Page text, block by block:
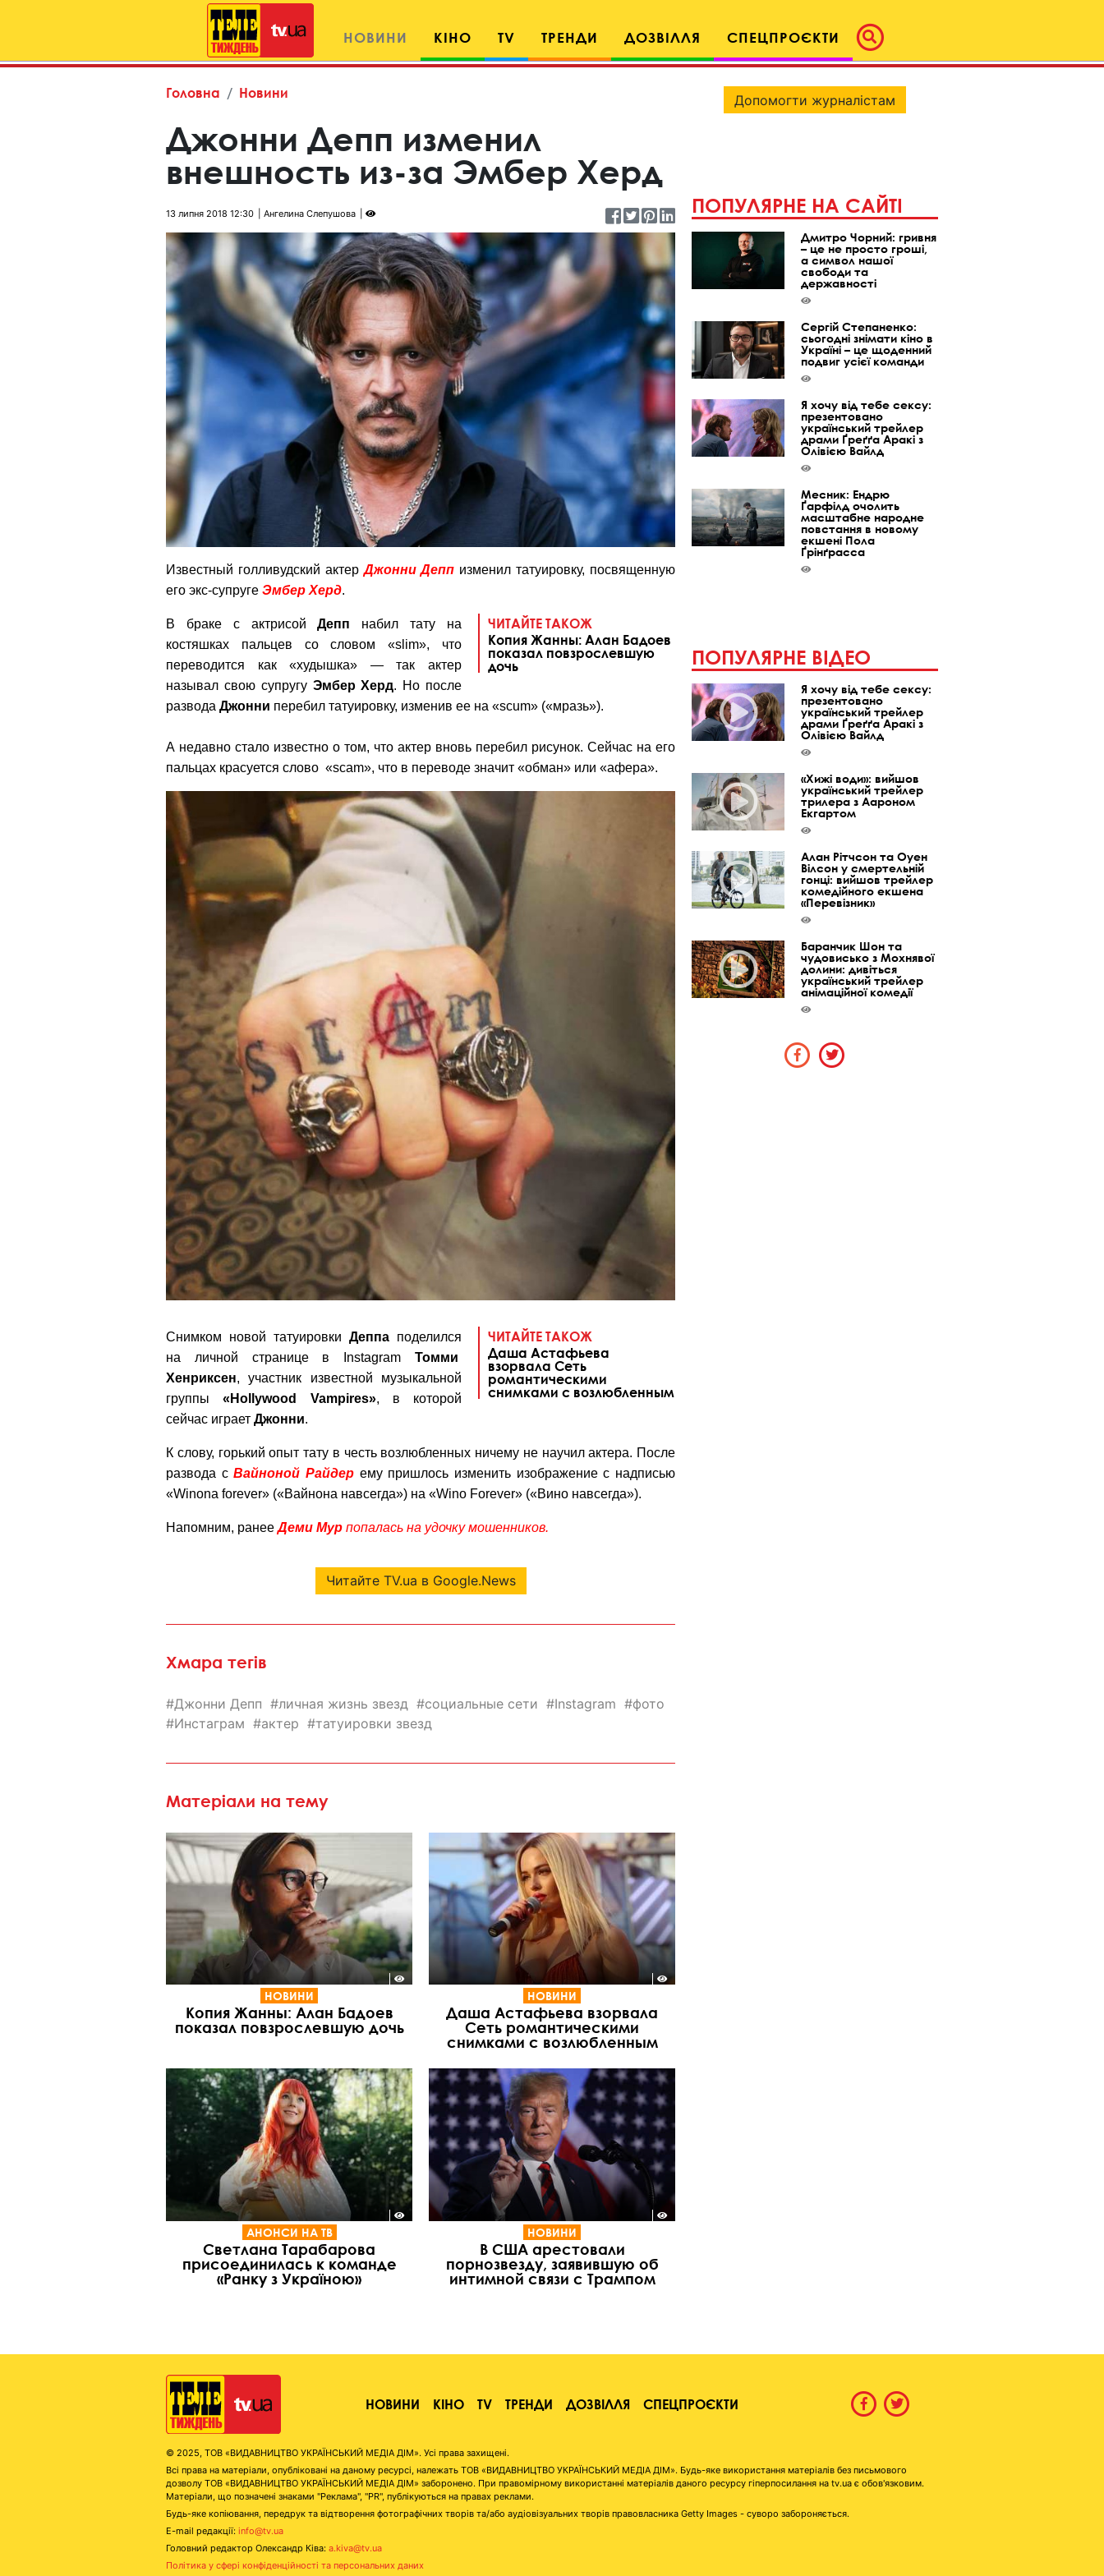
НОВИНИ КІНО TV ТРЕНДИ ДОЗВІЛЛЯ СПЕЦПРОЄКТИ
Головна Новини
Джонни Депп изменил
внешность из-за Эмбер Херд
13 липня 2018 12:30 Ангелина Слепушова
Известный голливудский актерДжонни Депп изменил татуировку, посвященную
его экс-супруге Эмбер Херд.
ЧИТАЙТЕ ТАКОЖ
Копия Жанны: Алан Бадоев
показал повзрослевшую
дочь
В браке с актрисойДепп набил тату на
костяшках пальцев со словом «slim», что
переводится как «худышка» — так актер
называл свою супругу Эмбер Херд. Но после
развода Джонни перебил татуировку, изменив ее на «scum» («мразь»).
А недавно стало известно о том, что актер вновь перебил рисунок. Сейчас на его
пальцах красуется слово «scam», что в переводе значит «обман» или «афера».
ЧИТАЙТЕ ТАКОЖ
Даша Астафьева
взорвала Сеть
романтическими
снимками с возлюбленным
Снимком новой татуировки Деппа поделился
на личной странице в Instagram Томми
Хенриксен, участник известной музыкальной
группы«Hollywood Vampires», в которой
сейчас играет Джонни.
К слову, горький опыт тату в честь возлюбленных ничему не научил актера. После
развода сВайноной Райдер ему пришлось изменить изображение с надписью
«Winona forever» («Вайнона навсегда») на «Wino Forever» («Вино навсегда»).
Напомним, ранееДеми Мур попалась на удочку мошенников.
Читайте TV.ua в Google.News
Хмара тегів
Джонни Депп личная жизнь звезд социальные сети Instagram
фото
Инстаграм
актер татуировки звезд
Матеріали на тему
НОВИНИ
Копия Жанны: Алан Бадоев
показал повзрослевшую дочь
НОВИНИ
Даша Астафьева взорвала
Сеть романтическими
снимками с возлюбленным
АНОНСИ НА ТВ
Светлана Тарабарова
присоединилась к команде
«Ранку з Україною»
НОВИНИ
В США арестовали
порнозвезду, заявившую об
интимной связи с Трампом
Допомогти журналістам
ПОПУЛЯРНЕ НА САЙТІ
Дмитро Чорний: гривня
– це не просто гроші,
а символ нашої
свободи та
державності
Сергій Степаненко:
сьогодні знімати кіно в
Україні – це щоденний
подвиг усієї команди
Я хочу від тебе сексу:
презентовано
український трейлер
драми Ґреґґа Аракі з
Олівією Вайлд
Месник: Ендрю
Ґарфілд очолить
масштабне народне
повстання в новому
екшені Пола
Ґрінґрасса
ПОПУЛЯРНЕ ВІДЕО
Я хочу від тебе сексу:
презентовано
український трейлер
драми Ґреґґа Аракі з
Олівією Вайлд
«Хижі води»: вийшов
український трейлер
трилера з Аароном
Екгартом
Алан Рітчсон та Оуен
Вілсон у смертельній
гонці: вийшов трейлер
комедійного екшена
«Перевізник»
Баранчик Шон та
чудовисько з Мохнявої
долини: дивіться
український трейлер
анімаційної комедії
НОВИНИ КІНО TV ТРЕНДИ ДОЗВІЛЛЯ СПЕЦПРОЄКТИ
© 2025, ТОВ «ВИДАВНИЦТВО УКРАЇНСЬКИЙ МЕДІА ДІМ». Усі права захищені.
Всі права на матеріали, опубліковані на даному ресурсі, належать ТОВ «ВИДАВНИЦТВО УКРАЇНСЬКИЙ МЕДІА ДІМ». Будь-яке використання матеріалів без письмового
дозволу ТОВ «ВИДАВНИЦТВО УКРАЇНСЬКИЙ МЕДІА ДІМ» заборонено. При правомірному використанні матеріалів даного ресурсу гіперпосилання на tv.ua є обов'язковим.
Матеріали, що позначені знаками "Реклама", "PR", публікуються на правах реклами.
Будь-яке копіювання, передрук та відтворення фотографічних творів та/або аудіовізуальних творів правовласника Getty Images - суворо забороняється.
E-mail редакції: info@tv.ua
Головний редактор Олександр Ківа: a.kiva@tv.ua
Політика у сфері конфіденційності та персональних даних